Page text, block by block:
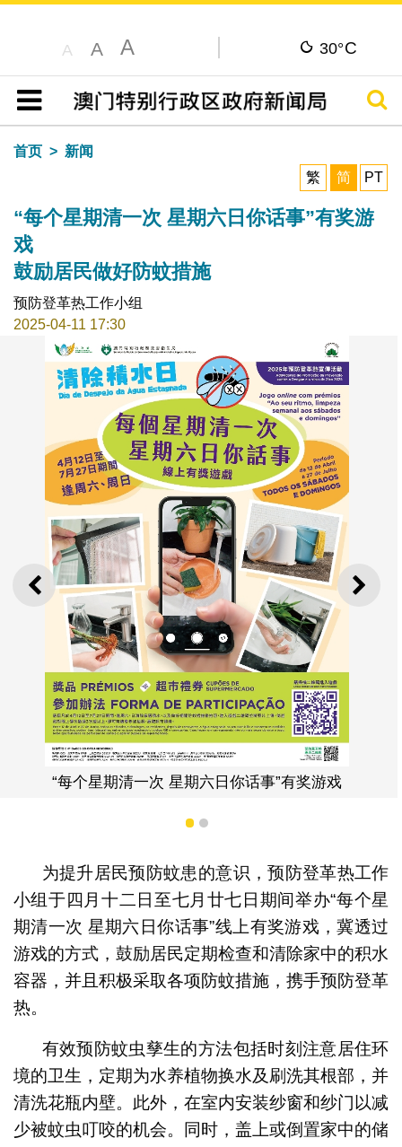
A A A 30°C
目录
搜寻
首页
新闻
繁
简 PT
“每个星期清一次 星期六日你话事”有奖游
戏
鼓励居民做好防蚊措施
预防登革热工作小组
2025-04-11 17:30
上一则 下一
“每个星期清一次 星期六日你话事”有奖游戏
1 2
为提升居民预防蚊患的意识，预防登革热工作
小组于四月十二日至七月廿七日期间举办“每个星
期清一次 星期六日你话事”线上有奖游戏，冀透过
游戏的方式，鼓励居民定期检查和清除家中的积水
容器，并且积极采取各项防蚊措施，携手预防登革
热。
有效预防蚊虫孳生的方法包括时刻注意居住环
境的卫生，定期为水养植物换水及刷洗其根部，并
清洗花瓶内壁。此外，在室内安装纱窗和纱门以减
少被蚊虫叮咬的机会。同时，盖上或倒置家中的储